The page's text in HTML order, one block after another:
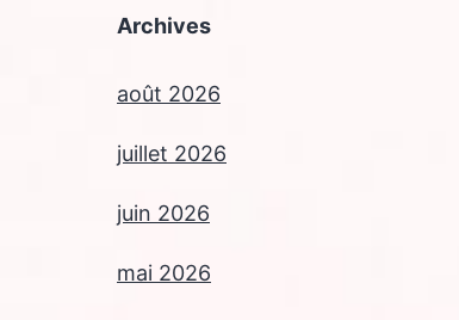
Archives
août 2026
juillet 2026
juin 2026
mai 2026